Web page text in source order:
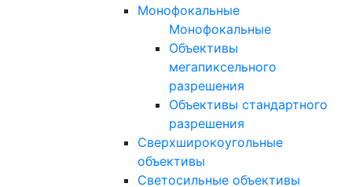
Монофокальные
Монофокальные
Объективы
мегапиксельного
разрешения
Объективы стандартного
разрешения
Сверхширокоугольные
объективы
Светосильные объективы